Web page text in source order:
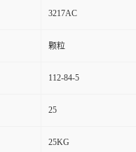
3217AC
颗粒
112-84-5
25
25KG